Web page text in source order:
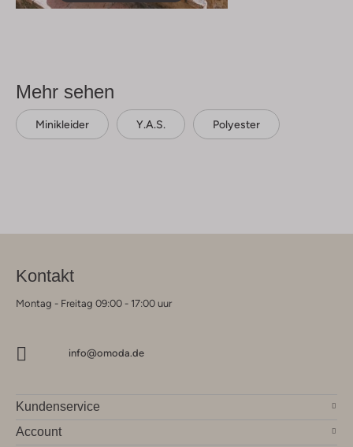
Mehr sehen
Minikleider Y.a.s. Polyester
Kontakt
Montag - Freitag 09:00 - 17:00 uur
info@omoda.de
Kundenservice
Account